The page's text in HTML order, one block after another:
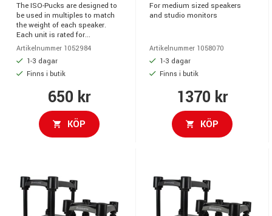
The ISO-Pucks are designed to
be used in multiples to match
the weight of each speaker.
Each unit is rated for...
Artikelnummer 1052984
1-3 dagar
Finns i butik
650 kr
KÖP
For medium sized speakers
and studio monitors
Artikelnummer 1058070
1-3 dagar
Finns i butik
1370 kr
KÖP